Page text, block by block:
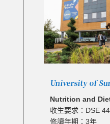
University of
Nutrition and
收生要求：DSE
修讀年期：3年